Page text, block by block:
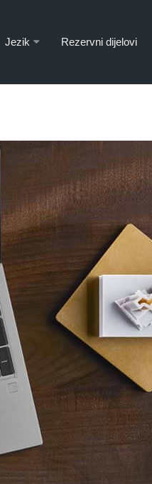
Jezik Rezervni dijelovi